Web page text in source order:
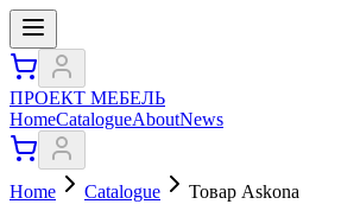
ПРОЕКТ МЕБЕЛЬ
HomeCatalogueAboutNews
Home Catalogue Товар Askona